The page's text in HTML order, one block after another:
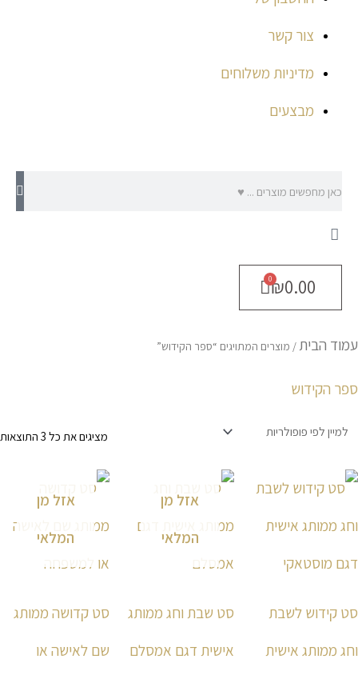
צור קשר
מדיניות משלוחים
מבצעים
₪0.00
עמוד הבית/ מוצרים המתויגים “ספר הקידוש”
ספר הקידוש
מציגים את כל ⁦3⁩ התוצאות
סט קידוש לשבת
וחג ממותג אישית
מחירים:
האפשרויות
אזל מן
המלאי
סט שבת וחג ממותג
אישית דגם אמסלם
אזל מן
המלאי
סט קדושה ממותג
שם לאישה או
יש